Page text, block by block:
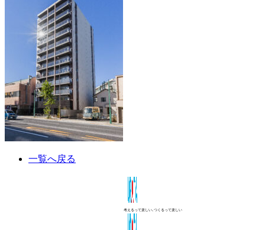
一覧へ戻る
考えるって楽しい､つくるって楽しい